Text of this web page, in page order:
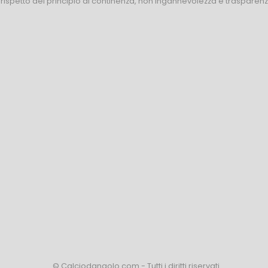
© Calciodangolo.com - Tutti i diritti riservati